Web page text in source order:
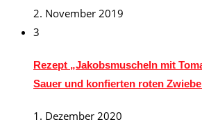
2. November 2019
3
Rezept „Jakobsmuscheln mit
Sauer und konfierten roten
1. Dezember 2020